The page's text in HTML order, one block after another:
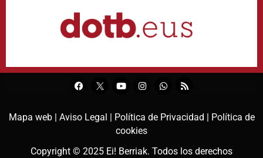
Mapa web | Aviso Legal | Política de Privacidad |
Política de
cookies
Copyright © 2025 Ei! Berriak. Todos los derechos